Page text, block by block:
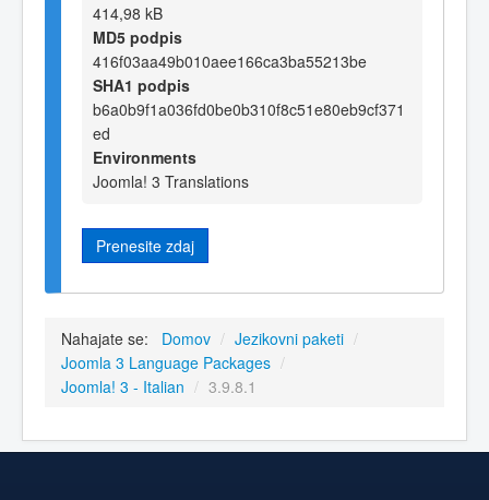
414,98 kB
MD5 podpis
416f03aa49b010aee166ca3ba55213be
SHA1 podpis
b6a0b9f1a036fd0be0b310f8c51e80eb9cf371
ed
Environments
Joomla! 3 Translations
Prenesite zdaj
Nahajate se: Domov / Jezikovni paketi /
Joomla 3 Language Packages /
Joomla! 3 - Italian / 3.9.8.1